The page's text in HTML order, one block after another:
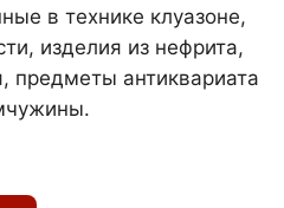
в технике клуазоне,
изделия из нефрита,
предметы антиквариата